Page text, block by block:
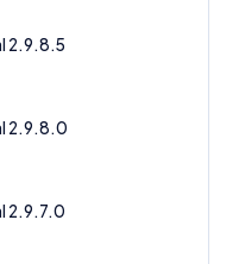
2.9.8.5
2.9.8.0
2.9.7.0